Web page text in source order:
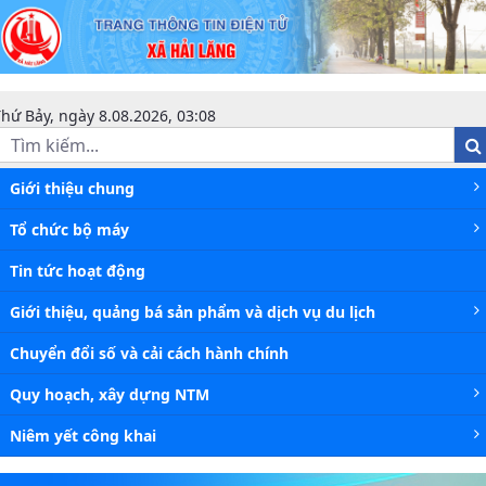
Niêm yết công khai - Xã Hải Lăng
Bảy, ngày 8.08.2026, 03:08
Giới thiệu chung
Tổ chức bộ máy
Tin tức hoạt động
Giới thiệu, quảng bá sản phẩm và dịch vụ du lịch
Chuyển đổi số và cải cách hành chính
Quy hoạch, xây dựng NTM
Niêm yết công khai